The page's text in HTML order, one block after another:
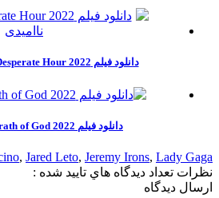
دانلود فیلم The Desperate Hour 2022 ساعت ناامیدی
دانلود فیلم The Wrath of God 2022 خشم خدا
, Jared Leto, Jeremy Irons, Lady Gaga
نظرات تعداد ديدگاه هاي تاييد شده :
ارسال ديدگاه